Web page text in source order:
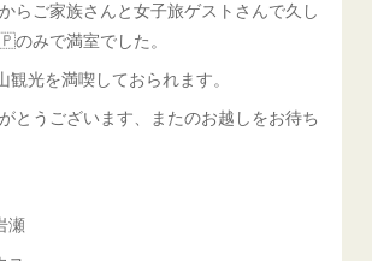
らご家族さんと女子旅ゲストさんで久し
みで満室でした。
観光を満喫しておられます。
とうございます、またのお越しをお待ち
瀬